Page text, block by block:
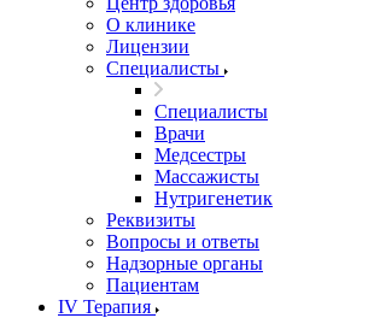
О клинике
Лицензии
Специалисты
Специалисты
Врачи
Медсестры
Массажисты
Нутригенетик
Реквизиты
Вопросы и ответы
Надзорные органы
Пациентам
IV Терапия